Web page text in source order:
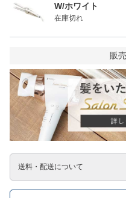
W/ホワイト
在庫切れ
販
送料・配送について